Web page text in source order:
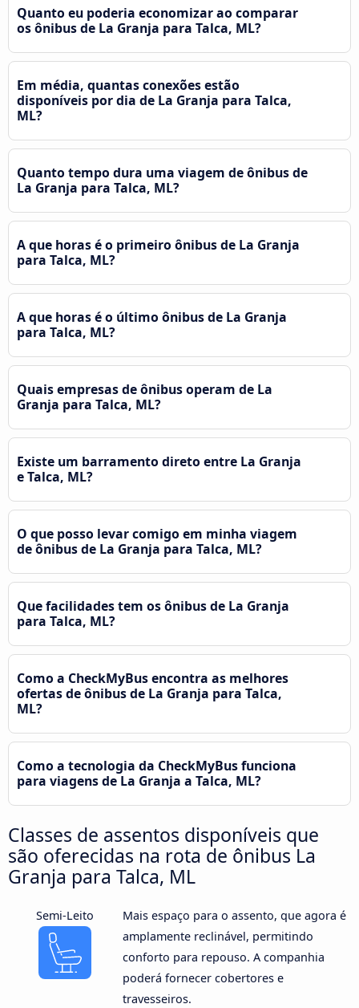
Quanto eu poderia economizar ao comparar
os ônibus de La Granja para Talca, ML?
Em média, quantas conexões estão
disponíveis por dia de La Granja para Talca,
ML?
Quanto tempo dura uma viagem de ônibus de
La Granja para Talca, ML?
A que horas é o primeiro ônibus de La Granja
para Talca, ML?
A que horas é o último ônibus de La Granja
para Talca, ML?
Quais empresas de ônibus operam de La
Granja para Talca, ML?
Existe um barramento direto entre La Granja
e Talca, ML?
O que posso levar comigo em minha viagem
de ônibus de La Granja para Talca, ML?
Que facilidades tem os ônibus de La Granja
para Talca, ML?
Como a CheckMyBus encontra as melhores
ofertas de ônibus de La Granja para Talca,
ML?
Como a tecnologia da CheckMyBus funciona
para viagens de La Granja a Talca, ML?
Classes de assentos disponíveis que
são oferecidas na rota de ônibus La
Granja para Talca, ML
Semi-Leito
Mais espaço para o assento, que agora é
amplamente reclinável, permitindo
conforto para repouso. A companhia
poderá fornecer cobertores e
travesseiros.